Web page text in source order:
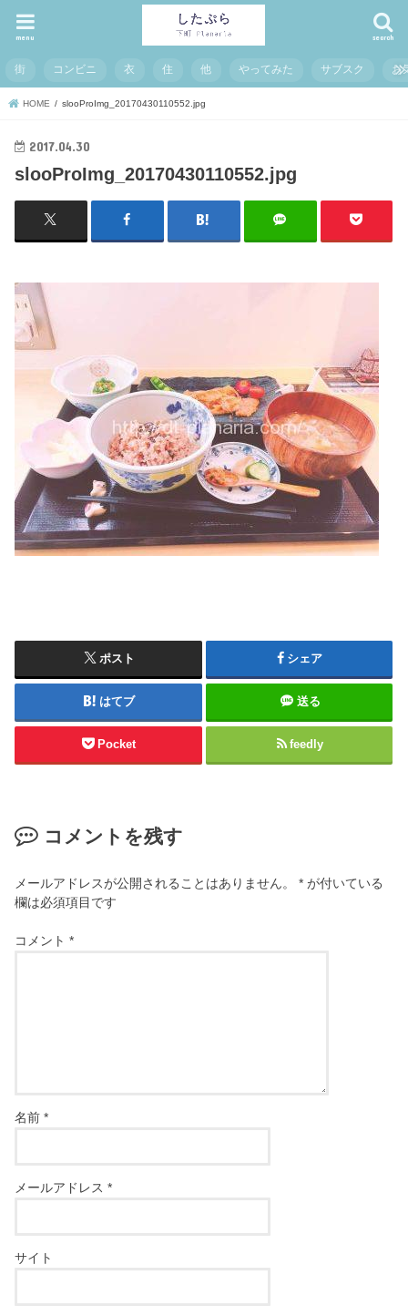
search
menu
街 コンビニ 衣 住 他 やってみた サブスク お
HOME slooProImg_20170430110552.jpg
2017.04.30
slooProImg_20170430110552.jpg
ポスト シェア
はてブ 送る
Pocket feedly
コメントを残す
メールアドレスが公開されることはありません。 * が付いている
欄は必須項目です
コメント*
名前*
メールアドレス*
サイト